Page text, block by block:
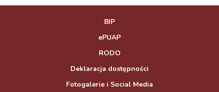
BIP
ePUAP
RODO
Deklaracja dostępności
Fotogalerie i Social Media